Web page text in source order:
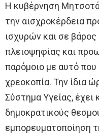
Η κυβέρνηση
την αισχροκέρδεια
ισχυρών και σε
πλειοψηφίας και
παρόμοιο με αυτό
χρεοκοπία. Την ίδια
Σύστημα Υγείας, έχει
δημοκρατικούς
εμπορευματοποίηση